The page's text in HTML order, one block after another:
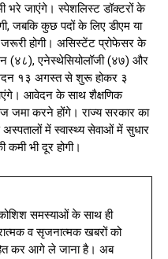
भरे जाएंगे। स्पेशलिस्ट डॉक्टरों के
जबकि कुछ पदों के लिए डीएम या
होगी। असिस्टेंट प्रोफेसर के
(४८), एनेस्थेसियोलॉजी (४७) और
१३ अगस्त से शुरू होकर ३
आवेदन के साथ शैक्षणिक
जमा करने होंगे। राज्य सरकार का
में स्वास्थ्य सेवाओं में सुधार
भी दूर होगी।
समस्याओं के साथ ही
व सृजनात्मक खबरों को
कर आगे ले जाना है। अब